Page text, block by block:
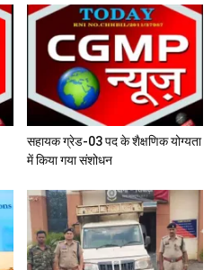
सहायक ग्रेड-03 पद के शैक्षणिक योग्यता
में किया गया संशोधन